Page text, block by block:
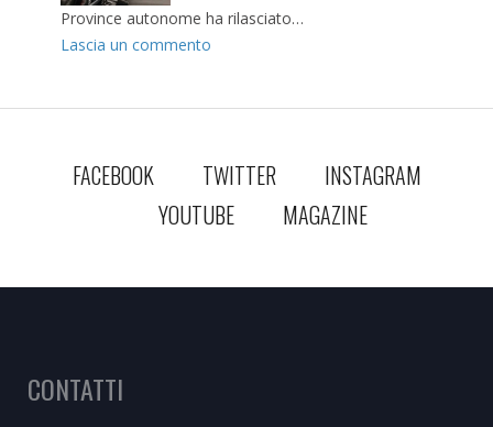
Province autonome ha rilasciato…
Lascia un commento
FACEBOOK TWITTER
INSTAGRAM
YOUTUBE
MAGAZINE
CONTATTI